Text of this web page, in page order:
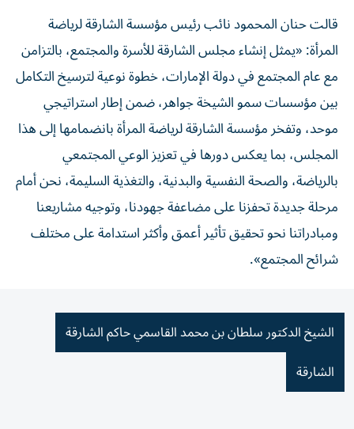
قالت حنان المحمود نائب رئيس مؤسسة الشارقة لرياضة
المرأة: «يمثل إنشاء مجلس الشارقة للأسرة والمجتمع، بالتزامن
مع عام المجتمع في دولة الإمارات، خطوة نوعية لترسيخ التكامل
بين مؤسسات سمو الشيخة جواهر، ضمن إطار استراتيجي
موحد، وتفخر مؤسسة الشارقة لرياضة المرأة بانضمامها إلى هذا
المجلس، بما يعكس دورها في تعزيز الوعي المجتمعي
بالرياضة، والصحة النفسية والبدنية، والتغذية السليمة، نحن أمام
مرحلة جديدة تحفزنا على مضاعفة جهودنا، وتوجيه مشاريعنا
ومبادراتنا نحو تحقيق تأثير أعمق وأكثر استدامة على مختلف
شرائح المجتمع».
الشيخ الدكتور سلطان بن محمد القاسمي حاكم الشارقة
الشارقة